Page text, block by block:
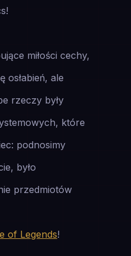
miłości cechy,
osłabień, ale
rzeczy były
które
podnosimy
było
przedmiotów
of Legends!